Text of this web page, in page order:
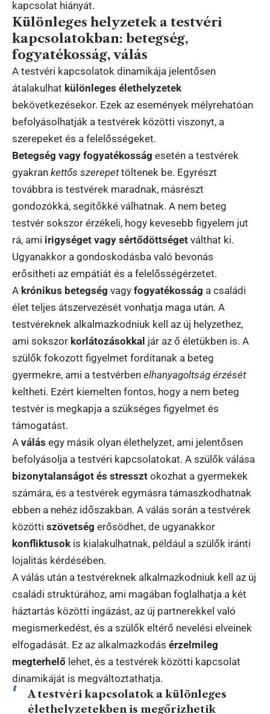
kapcsolat hiányát.
Különleges helyzetek a testvéri
kapcsolatokban: betegség,
fogyatékosság, válás
A testvéri kapcsolatok dinamikája jelentősen
átalakulhat különleges élethelyzetek
bekövetkezésekor. Ezek az események mélyrehatóan
befolyásolhatják a testvérek közötti viszonyt, a
szerepeket és a felelősségeket.
Betegség vagy fogyatékosság esetén a testvérek
gyakran kettős szerepettöltenek be. Egyrészt
továbbra is testvérek maradnak, másrészt
gondozókká, segítőkké válhatnak. A nem beteg
testvér sokszor érzékeli, hogy kevesebb figyelem jut
rá, ami irigységet vagy sértődöttséget válthat ki.
Ugyanakkor a gondoskodásba való bevonás
erősítheti az empátiát és a felelősségérzetet.
A krónikus betegség vagy fogyatékosság a családi
élet teljes átszervezését vonhatja maga után. A
testvéreknek alkalmazkodniuk kell az új helyzethez,
ami sokszor korlátozásokkal jár az ő életükben is. A
szülők fokozott figyelmet fordítanak a beteg
gyermekre, ami a testvérben elhanyagoltság érzését
keltheti. Ezért kiemelten fontos, hogy a nem beteg
testvér is megkapja a szükséges figyelmet és
támogatást.
A válás egy másik olyan élethelyzet, ami jelentősen
befolyásolja a testvéri kapcsolatokat. A szülők válása
bizonytalanságot és stresszt okozhat a gyermekek
számára, és a testvérek egymásra támaszkodhatnak
ebben a nehéz időszakban. A válás során a testvérek
közötti szövetség erősödhet, de ugyanakkor
konfliktusok is kialakulhatnak, például a szülők iránti
lojalitás kérdésében.
A válás után a testvéreknek alkalmazkodniuk kell az új
családi struktúrához, ami magában foglalhatja a két
háztartás közötti ingázást, az új partnerekkel való
megismerkedést, és a szülők eltérő nevelési elveinek
elfogadását. Ez az alkalmazkodás érzelmileg
megterhelő lehet, és a testvérek közötti kapcsolat
dinamikáját is megváltoztathatja.
A testvéri kapcsolatok a különleges
élethelyzetekben is megőrizhetik